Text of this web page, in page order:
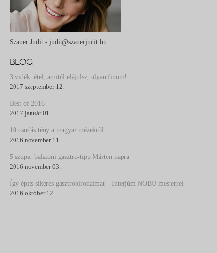
Szauer Judit - judit@szauerjudit.hu
BLOG
3 vidéki étel, amitől elájulsz, olyan finom!
2017 szeptember 12.
Best of 2016
2017 január 01.
10 csodás tény a magyar mézekről
2016 november 11.
5 szuper balatoni gasztro-tipp Márton napra
2016 november 03.
Így építs sikeres gasztrobirodalmat – Interjúm NOBU mesterrel
2016 október 12.